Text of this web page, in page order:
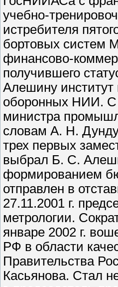
учебно-
истребителя
бортовых систем
финансово-
получившего
Алешину институт
оборонных НИИ. С
министра
словам А. Н.
трех первых
выбрал Б. С.
формированием
отправлен в
27.11.2001 г.
метрологии.
январе 2002 г.
РФ в области
Правительства
Касьянова. Стал